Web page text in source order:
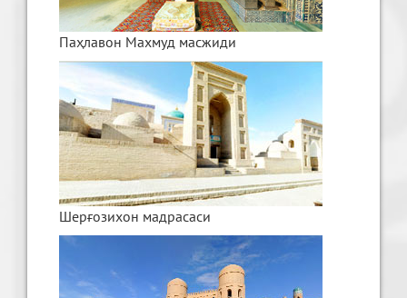
Паҳлавон Махмуд масжиди
Шерғозихон мадрасаси